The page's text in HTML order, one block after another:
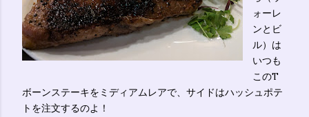
ォーレ
ンとビ
ル）は
いつも
このT
ボーンステーキをミディアムレアで、サイドはハッシュポテ
トを注文するのよ！